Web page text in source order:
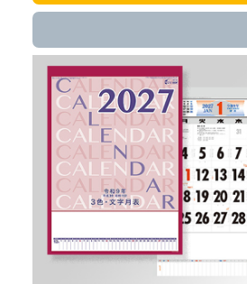
テ
ゴ
リ
ー
を
選
択